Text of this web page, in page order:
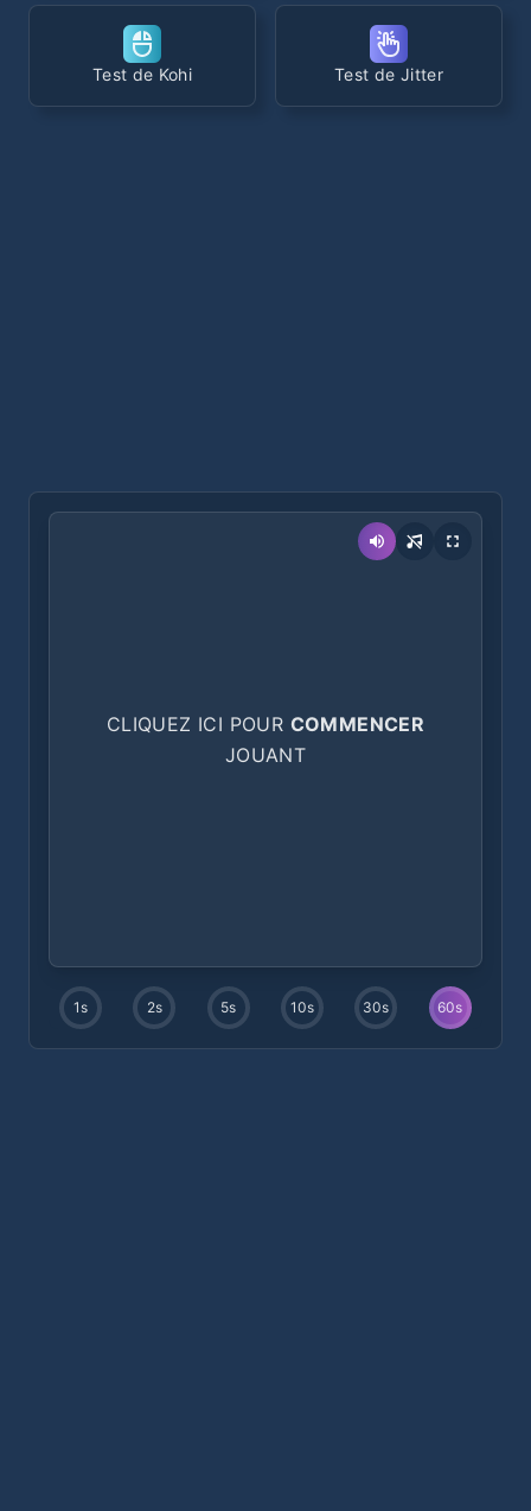
Test de Kohi Test de Jitter
CLIQUEZ ICI POUR COMMENCER
JOUANT
1s 2s 5s 10s 30s 60s